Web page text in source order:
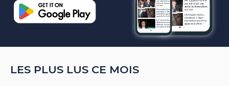
LES PLUS LUS CE MOIS